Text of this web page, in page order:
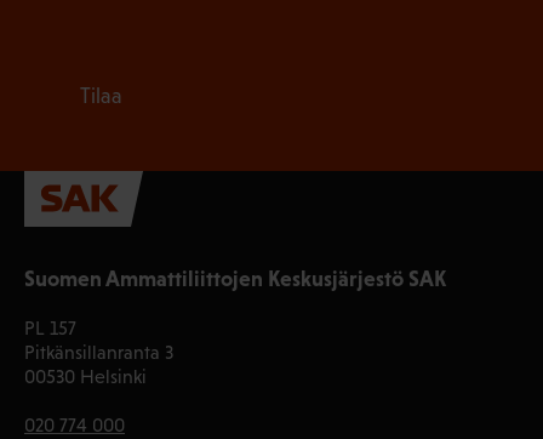
Suomen Ammattiliittojen Keskusjärjestö SAK
PL 157
Pitkänsillanranta 3
00530 Helsinki
020 774 000
Tilaa